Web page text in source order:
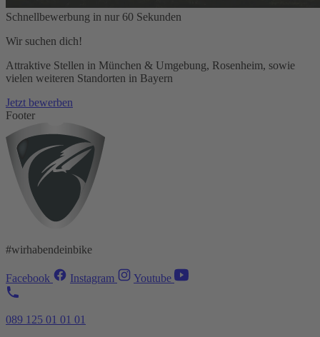
Schnellbewerbung in nur 60 Sekunden
Wir suchen dich!
Attraktive Stellen in München & Umgebung, Rosenheim, sowie
vielen weiteren Standorten in Bayern
Jetzt bewerben
Footer
#wirhabendeinbike
Facebook Instagram Youtube
089 125 01 01 01